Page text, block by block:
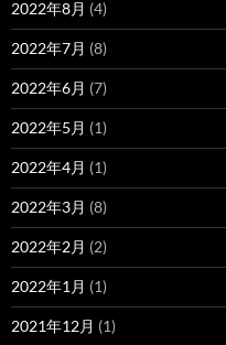
2022年8月 (4)
2022年7月 (8)
2022年6月 (7)
2022年5月 (1)
2022年4月 (1)
2022年3月 (8)
2022年2月 (2)
2022年1月 (1)
2021年12月 (1)